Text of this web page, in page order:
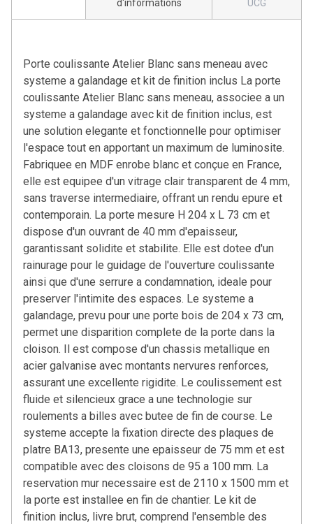
d'informations UCG
Porte coulissante Atelier Blanc sans meneau avec
systeme a galandage et kit de finition inclus La porte
coulissante Atelier Blanc sans meneau, associee a un
systeme a galandage avec kit de finition inclus, est
une solution elegante et fonctionnelle pour optimiser
l'espace tout en apportant un maximum de luminosite.
Fabriquee en MDF enrobe blanc et conçue en France,
elle est equipee d'un vitrage clair transparent de 4 mm,
sans traverse intermediaire, offrant un rendu epure et
contemporain. La porte mesure H 204 x L 73 cm et
dispose d'un ouvrant de 40 mm d'epaisseur,
garantissant solidite et stabilite. Elle est dotee d'un
rainurage pour le guidage de l'ouverture coulissante
ainsi que d'une serrure a condamnation, ideale pour
preserver l'intimite des espaces. Le systeme a
galandage, prevu pour une porte bois de 204 x 73 cm,
permet une disparition complete de la porte dans la
cloison. Il est compose d'un chassis metallique en
acier galvanise avec montants nervures renforces,
assurant une excellente rigidite. Le coulissement est
fluide et silencieux grace a une technologie sur
roulements a billes avec butee de fin de course. Le
systeme accepte la fixation directe des plaques de
platre BA13, presente une epaisseur de 75 mm et est
compatible avec des cloisons de 95 a 100 mm. La
reservation mur necessaire est de 2110 x 1500 mm et
la porte est installee en fin de chantier. Le kit de
finition inclus, livre brut, comprend l'ensemble des